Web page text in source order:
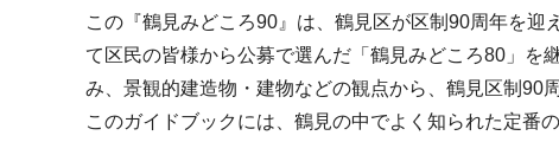
この『鶴見みどころ90』は、鶴見区が区制90周年を
て区民の皆様から公募で選んだ「鶴見みどころ80」を
み、景観的建造物・建物などの観点から、鶴見区制90
このガイドブックには、鶴見の中でよく知られた定番